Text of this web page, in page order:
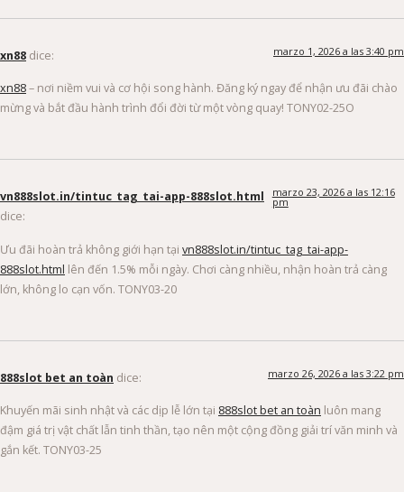
xn88 dice: marzo 1, 2026 a las 3:40 pm
xn88– nơi niềm vui và cơ hội song hành. Đăng ký ngay để nhận ưu đãi chào
mừng và bắt đầu hành trình đổi đời từ một vòng quay! TONY02-25O
vn888slot.in/tintuc_tag_tai-app-888slot.html
dice:
marzo 23, 2026 a las 12:16
pm
Ưu đãi hoàn trả không giới hạn tại vn888slot.in/tintuc_tag_tai-app-
888slot.html lên đến 1.5% mỗi ngày. Chơi càng nhiều, nhận hoàn trả càng
lớn, không lo cạn vốn. TONY03-20
888slot bet an toàn dice: marzo 26, 2026 a las 3:22 pm
Khuyến mãi sinh nhật và các dịp lễ lớn tại 888slot bet an toàn luôn mang
đậm giá trị vật chất lẫn tinh thần, tạo nên một cộng đồng giải trí văn minh và
gắn kết. TONY03-25